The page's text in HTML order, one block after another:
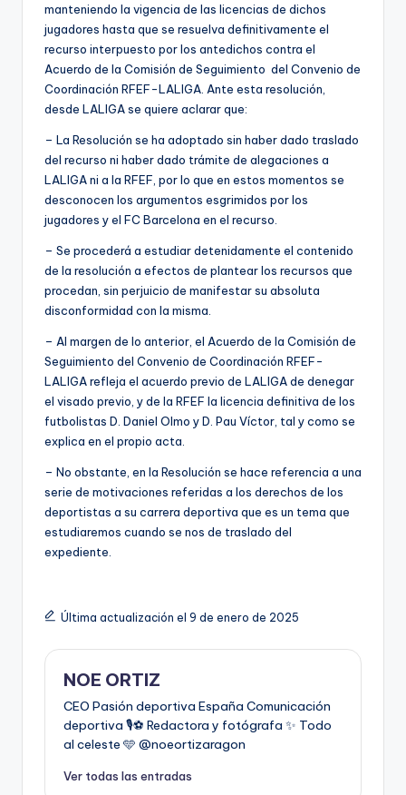
manteniendo la vigencia de las licencias de dichos
jugadores hasta que se resuelva definitivamente el
recurso interpuesto por los antedichos contra el
Acuerdo de la Comisión de Seguimiento del Convenio de
Coordinación RFEF-LALIGA. Ante esta resolución,
desde LALIGA se quiere aclarar que:
– La Resolución se ha adoptado sin haber dado traslado
del recurso ni haber dado trámite de alegaciones a
LALIGA ni a la RFEF, por lo que en estos momentos se
desconocen los argumentos esgrimidos por los
jugadores y el FC Barcelona en el recurso.
– Se procederá a estudiar detenidamente el contenido
de la resolución a efectos de plantear los recursos que
procedan, sin perjuicio de manifestar su absoluta
disconformidad con la misma.
– Al margen de lo anterior, el Acuerdo de la Comisión de
Seguimiento del Convenio de Coordinación RFEF-
LALIGA refleja el acuerdo previo de LALIGA de denegar
el visado previo, y de la RFEF la licencia definitiva de los
futbolistas D. Daniel Olmo y D. Pau Víctor, tal y como se
explica en el propio acta.
– No obstante, en la Resolución se hace referencia a una
serie de motivaciones referidas a los derechos de los
deportistas a su carrera deportiva que es un tema que
estudiaremos cuando se nos de traslado del
expediente.
Última actualización el 9 de enero de 2025
NOE ORTIZ
CEO Pasión deportiva España Comunicación
deportiva 🎙️⚽️ Redactora y fotógrafa ✨ Todo
al celeste 🩵 @noeortizaragon
Ver todas las entradas